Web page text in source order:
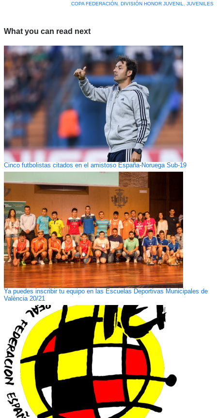
COPA FEDERACIÓN, DIVISIÓN HONOR JUVENIL JUVENILES
What you can read next
Cinco futbolistas citados en el amistoso España-Noruega Sub-19
Ya puedes inscribir tu equipo en las Escuelas Deportivas Municipales de
València 20/21